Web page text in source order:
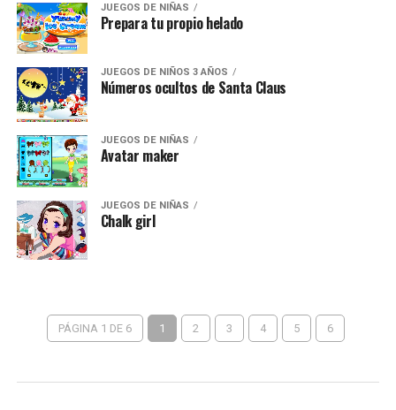
JUEGOS DE NIÑAS
Prepara tu propio helado
JUEGOS DE NIÑOS 3 AÑOS
Números ocultos de Santa Claus
JUEGOS DE NIÑAS
Avatar maker
JUEGOS DE NIÑAS
Chalk girl
PÁGINA 1 DE 6 1 2 3 4 5 6